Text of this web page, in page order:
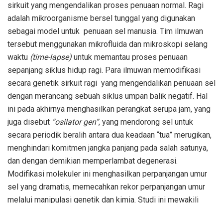
sirkuit yang mengendalikan proses penuaan normal. Ragi
adalah mikroorganisme bersel tunggal yang digunakan
sebagai model untuk penuaan sel manusia. Tim ilmuwan
tersebut menggunakan mikrofluida dan mikroskopi selang
waktu (time-lapse) untuk memantau proses penuaan
sepanjang siklus hidup ragi. Para ilmuwan memodifikasi
secara genetik sirkuit ragi yang mengendalikan penuaan sel
dengan merancang sebuah siklus umpan balik negatif. Hal
ini pada akhirnya menghasilkan perangkat serupa jam, yang
juga disebut “osilator gen”, yang mendorong sel untuk
secara periodik beralih antara dua keadaan “tua” merugikan,
menghindari komitmen jangka panjang pada salah satunya,
dan dengan demikian memperlambat degenerasi.
Modifikasi molekuler ini menghasilkan perpanjangan umur
sel yang dramatis, memecahkan rekor perpanjangan umur
melalui manipulasi genetik dan kimia. Studi ini mewakili